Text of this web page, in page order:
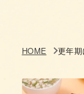
HOME 更年